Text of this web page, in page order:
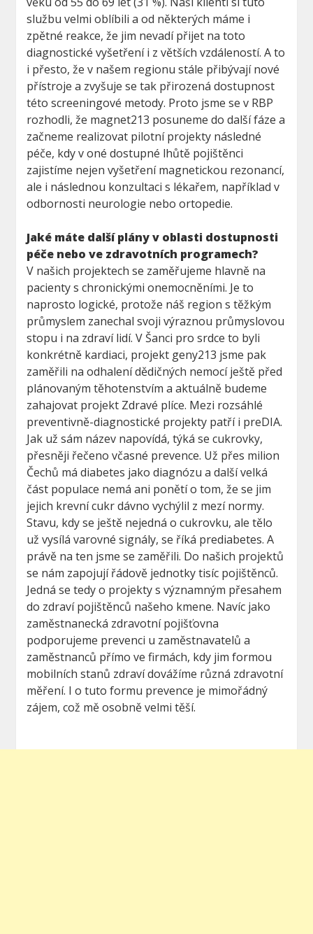
službu velmi oblíbili a od některých máme i
zpětné reakce, že jim nevadí přijet na toto
diagnostické vyšetření i z větších vzdáleností. A to
i přesto, že v našem regionu stále přibývají nové
přístroje a zvyšuje se tak přirozená dostupnost
této screeningové metody. Proto jsme se v RBP
rozhodli, že magnet213 posuneme do další fáze a
začneme realizovat pilotní projekty následné
péče, kdy v oné dostupné lhůtě pojištěnci
zajistíme nejen vyšetření magnetickou rezonancí,
ale i následnou konzultaci s lékařem, například v
odbornosti neurologie nebo ortopedie.
Jaké máte další plány v oblasti dostupnosti
péče nebo ve zdravotních programech?
V našich projektech se zaměřujeme hlavně na
pacienty s chronickými onemocněními. Je to
naprosto logické, protože náš region s těžkým
průmyslem zanechal svoji výraznou průmyslovou
stopu i na zdraví lidí. V Šanci pro srdce to byli
konkrétně kardiaci, projekt geny213 jsme pak
zaměřili na odhalení dědičných nemocí ještě před
plánovaným těhotenstvím a aktuálně budeme
zahajovat projekt Zdravé plíce. Mezi rozsáhlé
preventivně-diagnostické projekty patří i preDIA.
Jak už sám název napovídá, týká se cukrovky,
přesněji řečeno včasné prevence. Už přes milion
Čechů má diabetes jako diagnózu a další velká
část populace nemá ani ponětí o tom, že se jim
jejich krevní cukr dávno vychýlil z mezí normy.
Stavu, kdy se ještě nejedná o cukrovku, ale tělo
už vysílá varovné signály, se říká prediabetes. A
právě na ten jsme se zaměřili. Do našich projektů
se nám zapojují řádově jednotky tisíc pojištěnců.
Jedná se tedy o projekty s významným přesahem
do zdraví pojištěnců našeho kmene. Navíc jako
zaměstnanecká zdravotní pojišťovna
podporujeme prevenci u zaměstnavatelů a
zaměstnanců přímo ve firmách, kdy jim formou
mobilních stanů zdraví dovážíme různá zdravotní
měření. I o tuto formu prevence je mimořádný
zájem, což mě osobně velmi těší.